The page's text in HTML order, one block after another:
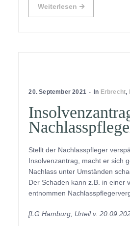
Weiterlesen
20. September 2021 In Erbrecht,
Stellt der Nachlasspfleger
Insolvenzantrag, macht er sich
Nachlass unter Umständen
Der Schaden kann z.B. in einer
entnommen
[LG Hamburg, Urteil v.